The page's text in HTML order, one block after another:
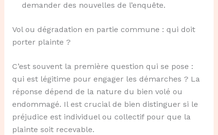
demander des nouvelles de l’enquête.
Vol ou dégradation en partie commune : qui doit
porter plainte ?
C’est souvent la première question qui se pose :
qui est légitime pour engager les démarches ? La
réponse dépend de la nature du bien volé ou
endommagé. Il est crucial de bien distinguer si le
préjudice est individuel ou collectif pour que la
plainte soit recevable.